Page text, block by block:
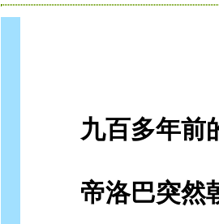
九百多年前
帝洛巴突然朝